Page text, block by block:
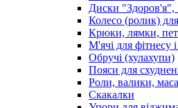
Диски "Здоров'я",
Колесо (ролик)
Крюки, лямки,
М'ячі для фітнесу
Обручі (хулахупи)
Пояси для
Роли, валики,
Скакалки